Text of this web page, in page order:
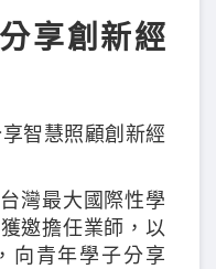
享創新經
智慧照顧創新經
灣最大國際性學
邀擔任業師，以
向青年學子分享